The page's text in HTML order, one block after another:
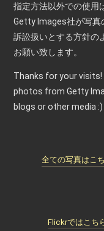
指定方法以外での使用
Getty Images社が写真
訴訟扱いとする方針の
お願い致します。
Thanks for your
photos from Getty
blogs or other media :)
全ての写真はこ
Flickrではこち